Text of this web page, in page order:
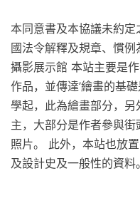
本同意書及本協議未約
國法令解釋及規章、慣
攝影展示館 本站主要是
作品，並傳達’繪畫的基
學起，此為繪畫部分，
主，大部分是作者參與
照片。 此外，本站也放
及設計史及一般性的資料。